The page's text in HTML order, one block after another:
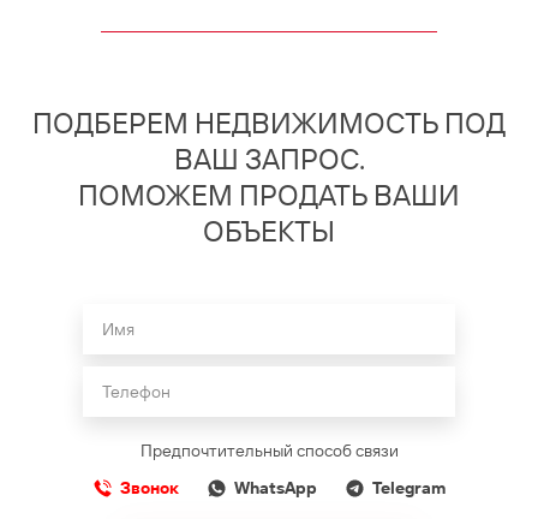
ПОДБЕРЕМ НЕДВИЖИМОСТЬ ПОД
ВАШ ЗАПРОС.
ПОМОЖЕМ ПРОДАТЬ ВАШИ
ОБЪЕКТЫ
Предпочтительный способ связи
Звонок
WhatsApp Telegram